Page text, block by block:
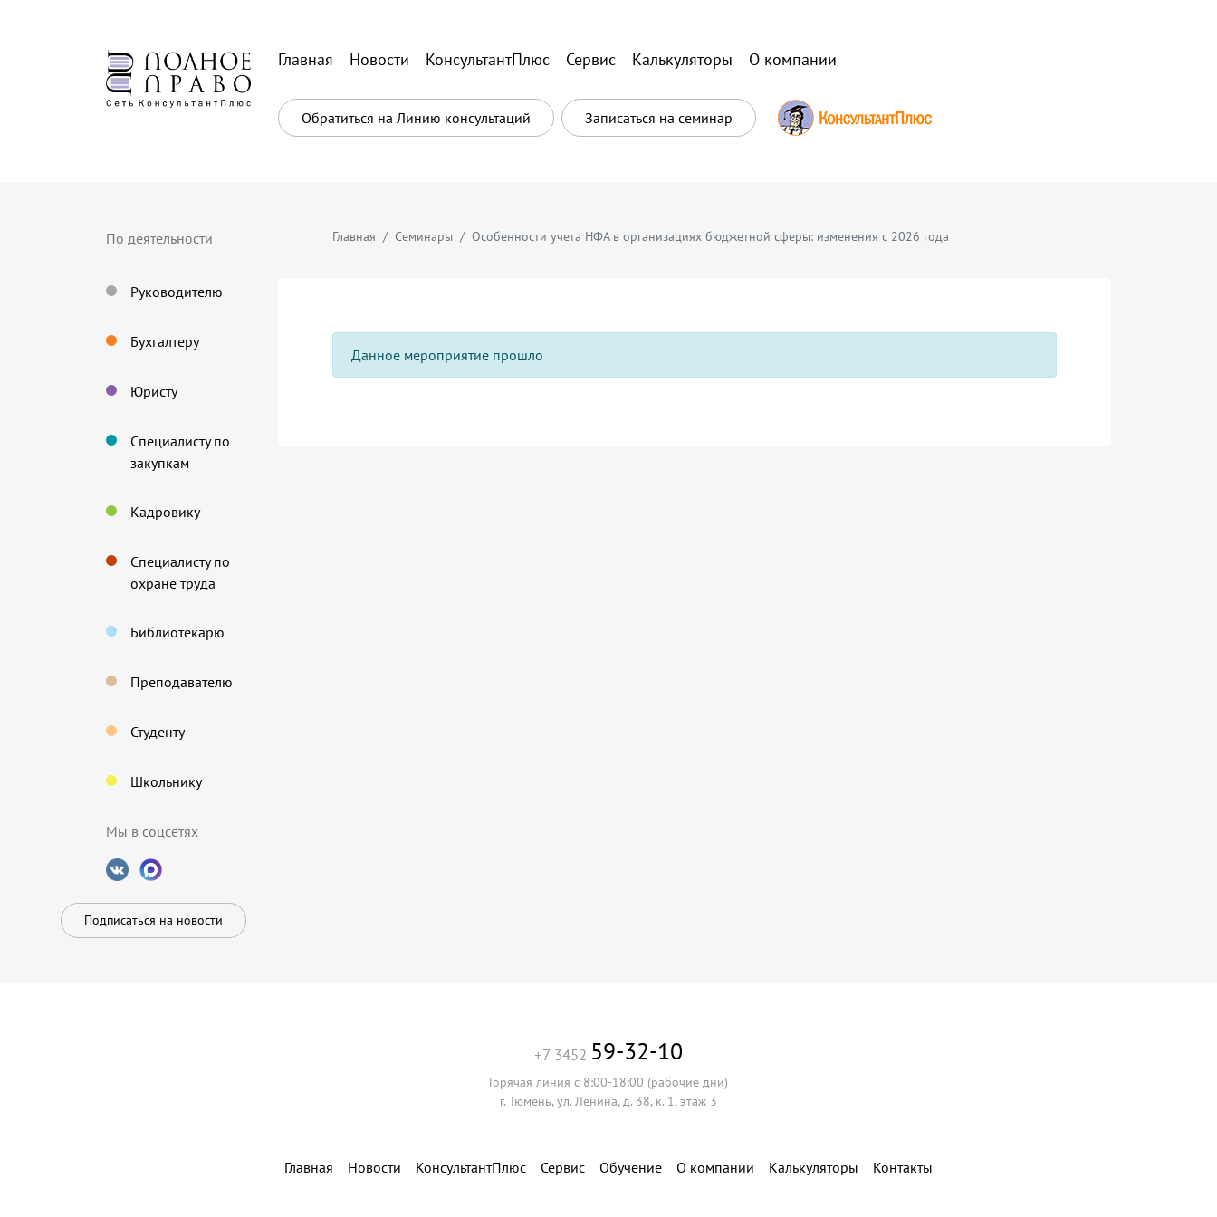
Главная Новости КонсультантПлюс Сервис Калькуляторы О компании
Обратиться на Линию консультаций Записаться на семинар
По деятельности
Руководителю
Бухгалтеру
Юристу
Специалисту по
закупкам
Кадровику
Специалисту по
охране труда
Библиотекарю
Преподавателю
Студенту
Школьнику
Мы в соцсетях
Подписаться на новости
Главная Семинары Особенности учета НФА в организациях бюджетной сферы: изменения с 2026 года
Данное мероприятие прошло
+7 3452 59-32-10
Горячая линия с 8:00-18:00 (рабочие дни)
г. Тюмень, ул. Ленина, д. 38, к. 1, этаж 3
Главная Новости КонсультантПлюс Сервис Обучение О компании Калькуляторы Контакты